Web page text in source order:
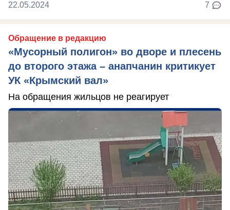
22.05.2024 7
Обращение в редакцию
«Мусорный полигон» во дворе и плесень
до второго этажа – анапчанин критикует
УК «Крымский вал»
На обращения жильцов не реагирует